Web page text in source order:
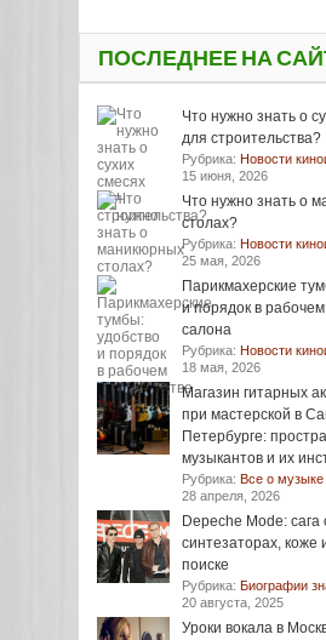
ПОСЛЕДНЕЕ НА
Что нужно знать о
для строительства?
Рубрика: Новости
15 июня, 2026
Что нужно знать о
столах?
Рубрика: Новости
25 мая, 2026
Парикмахерские
и порядок в
салона
Рубрика: Новости
18 мая, 2026
Магазин гитарных
при мастерской в
Петербурге:
музыкантов и их
Рубрика: Все о музыке
28 апреля, 2026
Depeche Mode: сага
синтезаторах, коже
поиске
Рубрика: Биографии
20 августа, 2025
Уроки вокала в